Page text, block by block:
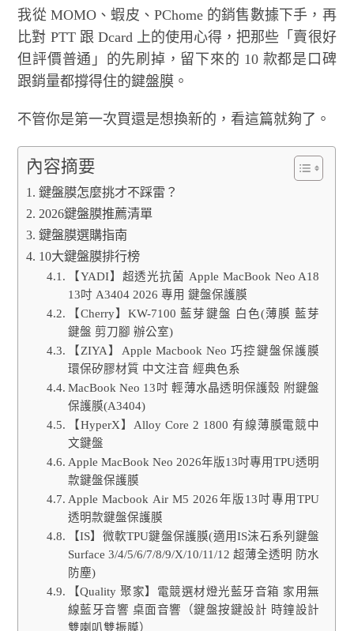
我從 MOMO、蝦皮、PChome 的銷售數據下手，再
比對 PTT 跟 Dcard 上的使用心得，把那些「賣很好
但評價普通」的先刷掉，留下來的 10 款都是口碑
跟銷量都撐得住的鍵盤膜。
不管你是第一次買還是想換新的，看這篇就夠了。
內容摘要
鍵盤膜怎麼挑才不踩雷？
2026鍵盤膜推薦清單
鍵盤膜選購指南
10大鍵盤膜排行榜
【YADI】超透光抗菌 Apple MacBook Neo A18
13吋 A3404 2026 專用 鍵盤保護膜
【Cherry】KW-7100 藍芽鍵盤 白色(薄膜 藍芽
鍵盤 剪刀腳 辦公室)
【ZIYA】Apple Macbook Neo 巧控鍵盤保護膜
環保矽膠材質 中文注音 經典色系
MacBook Neo 13吋 輕薄水晶透明保護殼 附鍵盤
保護膜(A3404)
【HyperX】Alloy Core 2 1800 有線薄膜電競中
文鍵盤
Apple MacBook Neo 2026年版13吋專用TPU透明
款鍵盤保護膜
Apple Macbook Air M5 2026年版13吋專用TPU
透明款鍵盤保護膜
【IS】微軟TPU鍵盤保護膜(適用IS沫石系列鍵盤
Surface 3/4/5/6/7/8/9/X/10/11/12 超薄全透明 防水
防塵)
【Quality 聚家】電競選材燈光藍牙音箱 家用無
線藍牙音響 桌面音響（鍵盤按鍵設計 時鐘設計
雙喇叭雙振膜）